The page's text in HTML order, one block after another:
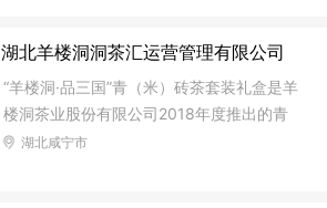
馆、形象店等各行业,我们愿真诚与您合
办事处、等公共场所，专业治理因装修和外
无害化处理。 叶子环保，国内知名室内空
气净化品牌，2018年被“中国除醛网”评为全
国除甲醛十大品牌之首。除甲醛快速有效安
湖北羊楼洞洞茶汇运营管理有限公司
“羊楼洞·品三国”青（米）砖茶套装礼盒是羊
楼洞茶业股份有限公司2018年度推出的青
（米）砖茶扛鼎之作！该品精选源自欧亚万
湖北咸宁市